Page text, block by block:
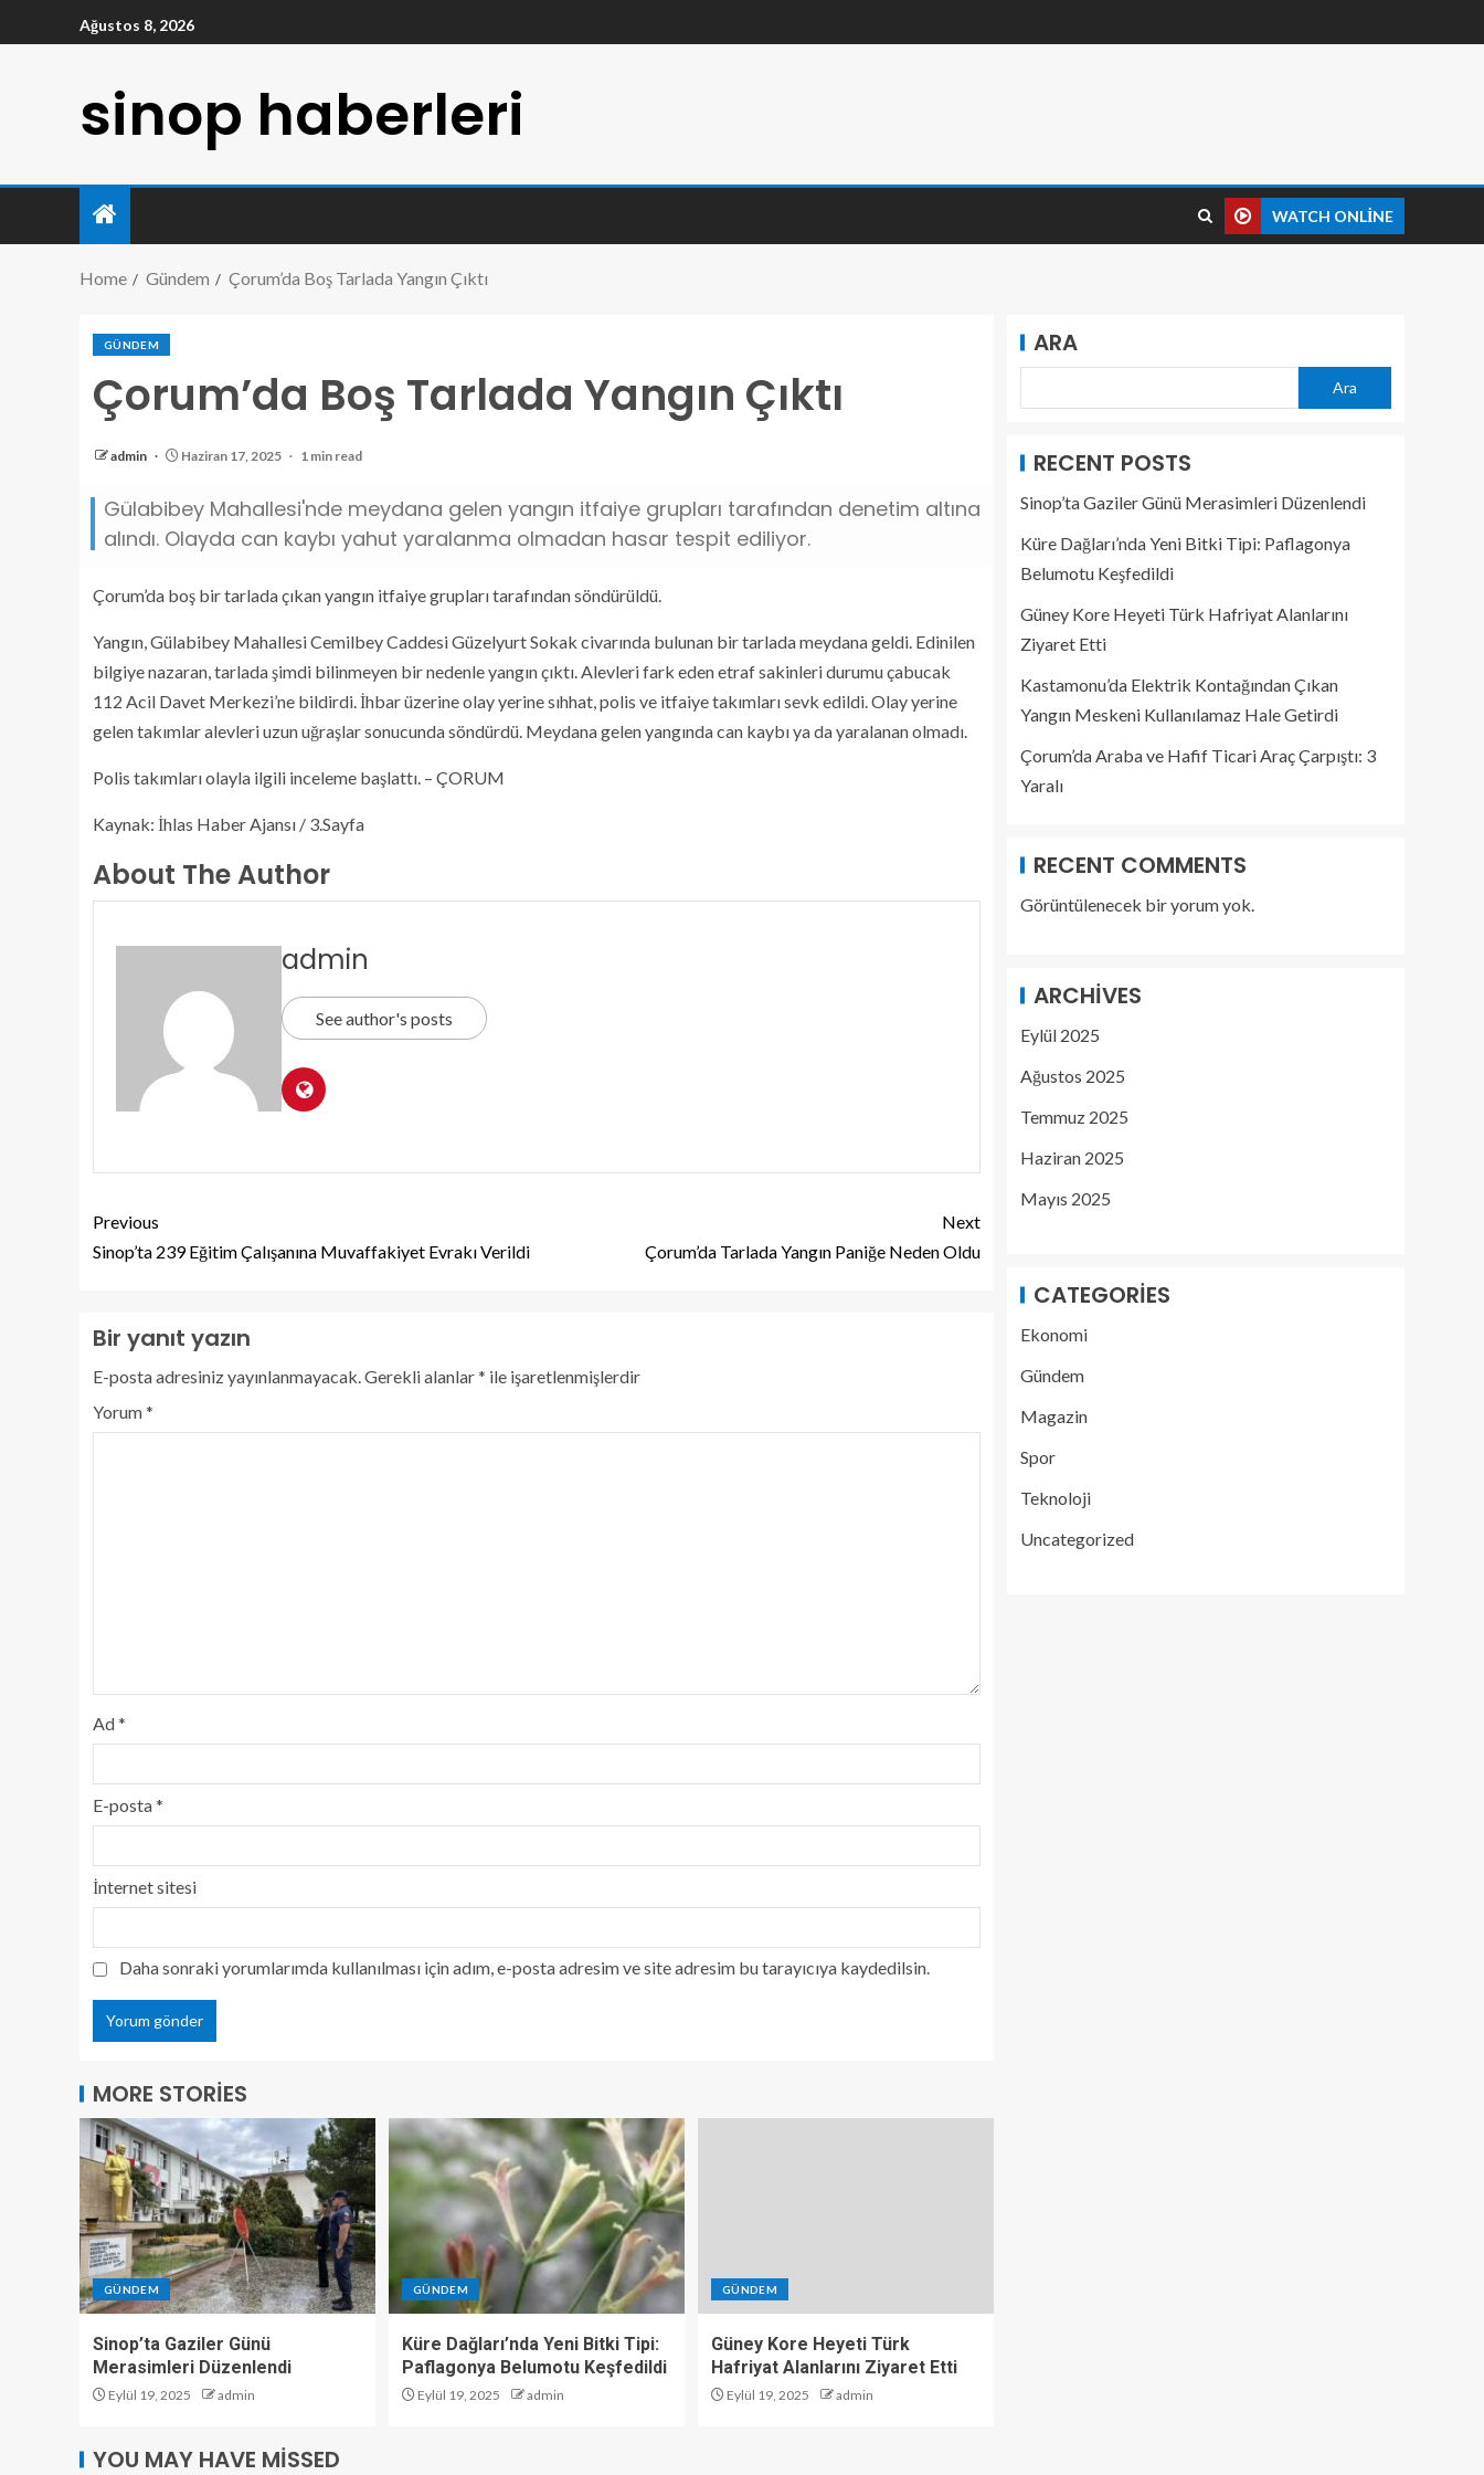
Ağustos 8, 2026
sinop haberleri
WATCH ONLINE
Home Gündem Çorum’da Boş Tarlada Yangın Çıktı
GÜNDEM
Çorum’da Boş Tarlada Yangın Çıktı
admin Haziran 17, 2025 1 min read
Gülabibey Mahallesi'nde meydana gelen yangın itfaiye grupları tarafından denetim altına
alındı. Olayda can kaybı yahut yaralanma olmadan hasar tespit ediliyor.
Çorum’da boş bir tarlada çıkan yangın itfaiye grupları tarafından söndürüldü.
Yangın, Gülabibey Mahallesi Cemilbey Caddesi Güzelyurt Sokak civarında bulunan bir tarlada meydana geldi. Edinilen
bilgiye nazaran, tarlada şimdi bilinmeyen bir nedenle yangın çıktı. Alevleri fark eden etraf sakinleri durumu çabucak
112 Acil Davet Merkezi’ne bildirdi. İhbar üzerine olay yerine sıhhat, polis ve itfaiye takımları sevk edildi. Olay yerine
gelen takımlar alevleri uzun uğraşlar sonucunda söndürdü. Meydana gelen yangında can kaybı ya da yaralanan olmadı.
Polis takımları olayla ilgili inceleme başlattı. – ÇORUM
Kaynak: İhlas Haber Ajansı / 3.Sayfa
About The Author
admin
See author's posts
Previous
Sinop’ta 239 Eğitim Çalışanına Muvaffakiyet Evrakı Verildi
Next
Çorum’da Tarlada Yangın Paniğe Neden Oldu
Bir yanıt yazın
E-posta adresiniz yayınlanmayacak.Gerekli alanlar* ile işaretlenmişlerdir
Yorum*
Ad*
E-posta*
İnternet sitesi
Daha sonraki yorumlarımda kullanılması için adım, e-posta adresim ve site adresim bu tarayıcıya kaydedilsin.
MORE STORIES
GÜNDEM
Sinop’ta Gaziler Günü
Merasimleri Düzenlendi
Eylül 19, 2025 admin
GÜNDEM
Küre Dağları’nda Yeni Bitki Tipi:
Paflagonya Belumotu Keşfedildi
Eylül 19, 2025 admin
GÜNDEM
Güney Kore Heyeti Türk
Hafriyat Alanlarını Ziyaret Etti
Eylül 19, 2025 admin
ARA
Ara
RECENT POSTS
Sinop’ta Gaziler Günü Merasimleri Düzenlendi
Küre Dağları’nda Yeni Bitki Tipi: Paflagonya
Belumotu Keşfedildi
Güney Kore Heyeti Türk Hafriyat Alanlarını
Ziyaret Etti
Kastamonu’da Elektrik Kontağından Çıkan
Yangın Meskeni Kullanılamaz Hale Getirdi
Çorum’da Araba ve Hafif Ticari Araç Çarpıştı: 3
Yaralı
RECENT COMMENTS
Görüntülenecek bir yorum yok.
ARCHIVES
Eylül 2025
Ağustos 2025
Temmuz 2025
Haziran 2025
Mayıs 2025
CATEGORIES
Ekonomi
Gündem
Magazin
Spor
Teknoloji
Uncategorized
YOU MAY HAVE MISSED